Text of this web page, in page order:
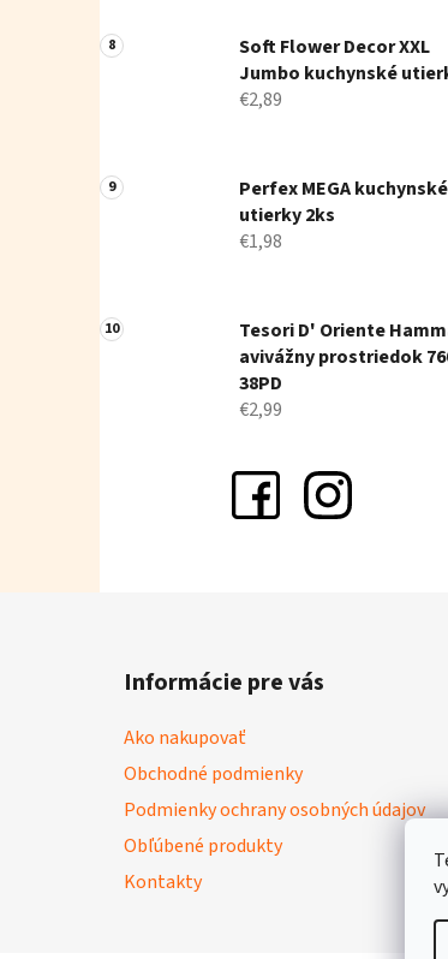
Soft Flower Decor XXL
Jumbo kuchynské
€2,89
Perfex MEGA kuchynské
utierky 2ks
€1,98
Tesori D' Oriente
avivážny prostriedok
38PD
€2,99
Informácie pre vás
Ako nakupovať
Obchodné podmienky
Podmienky ochrany osobných údajov
Obľúbené produkty
Kontakty